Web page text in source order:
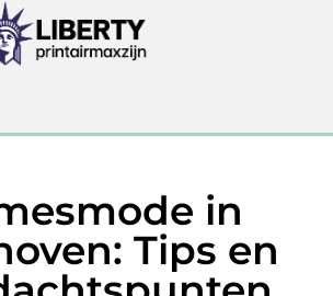
in
Tips en